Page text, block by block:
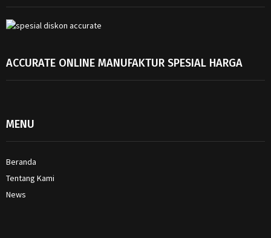
ACCURATE ONLINE MANUFAKTUR SPESIAL HARGA
MENU
Beranda
Tentang Kami
News